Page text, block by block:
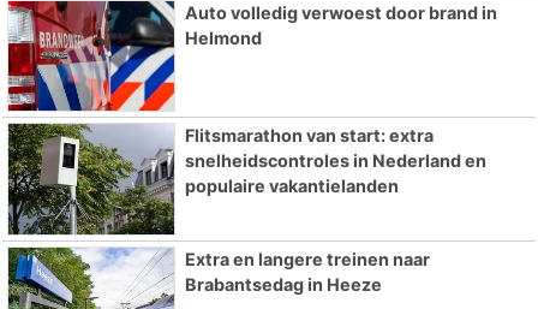
Auto volledig verwoest door brand in
Helmond
Flitsmarathon van start: extra
snelheidscontroles in Nederland en
populaire vakantielanden
Extra en langere treinen naar
Brabantsedag in Heeze